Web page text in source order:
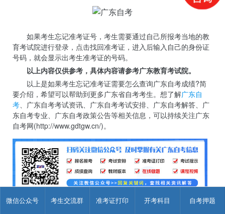
微信公众号 考生交流群 准考证打印 开考科目 自考押题
如果考生忘记准考证号，考生需要通过自己所报考当地的教
育考试院进行登录，点击找回准考证，进入后输入自己的身份证
号码，就会显示出考生准考证的号码。
以上内容仅供参考，具体内容请参考广东教育考试院。
以上是如果考生忘记准考证需要怎么查询广东自考成绩?简
要介绍，希望可以帮助到更多广东省自考考生。想了解广东自
考 、广东自考考试资讯、广东自考考试安排、广东自考解答、广
东自考专业、广东自考政策公告等相关信息，可以持续关注广东
自考网(http://www.gdtgw.cn/)。
注：详细内容及信息以广东省教育招生考试院为准